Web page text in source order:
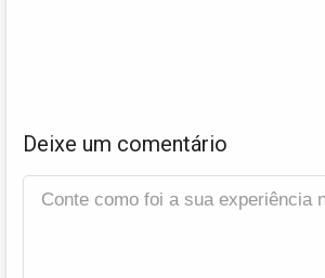
Deixe um comentário